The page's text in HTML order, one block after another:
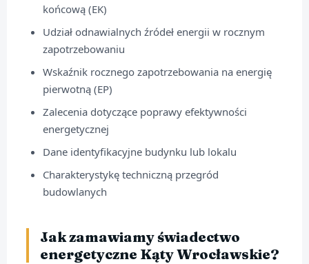
końcową (EK)
Udział odnawialnych źródeł energii w rocznym
zapotrzebowaniu
Wskaźnik rocznego zapotrzebowania na energię
pierwotną (EP)
Zalecenia dotyczące poprawy efektywności
energetycznej
Dane identyfikacyjne budynku lub lokalu
Charakterystykę techniczną przegród
budowlanych
Jak zamawiamy świadectwo
energetyczne Kąty Wrocławskie?